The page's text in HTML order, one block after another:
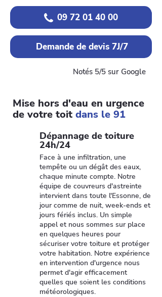
09 72 01 40 00
Demande de devis 7J/7
Notés 5/5 sur Google
Mise hors d'eau en urgence
de votre toit dans le 91
Dépannage de toiture
24h/24
Face à une infiltration, une
tempête ou un dégât des eaux,
chaque minute compte. Notre
équipe de couvreurs d'astreinte
intervient dans toute l'Essonne, de
jour comme de nuit, week-ends et
jours fériés inclus. Un simple
appel et nous sommes sur place
en quelques heures pour
sécuriser votre toiture et protéger
votre habitation. Notre expérience
en intervention d'urgence nous
permet d'agir efficacement
quelles que soient les conditions
météorologiques.